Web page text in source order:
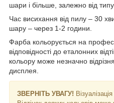
шари і більше, залежно від типу
Час висихання від пилу – 30
шару – через 1-2 години.
Фарба кольорується на
відповідності до еталонних
кольору може незначно
дисплея.
ЗВЕРНІТЬ УВАГУ!